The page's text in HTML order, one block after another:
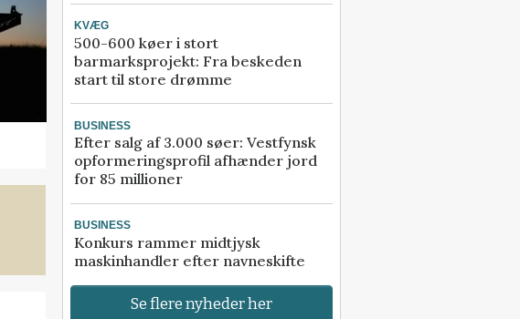
KVÆG
500-600 køer i stort
barmarksprojekt: Fra beskeden
start til store drømme
BUSINESS
Efter salg af 3.000 søer: Vestfynsk
opformeringsprofil afhænder jord
for 85 millioner
BUSINESS
Konkurs rammer midtjysk
maskinhandler efter navneskifte
Se flere nyheder her